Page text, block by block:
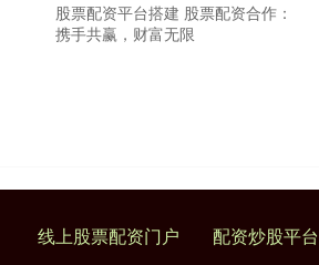
股票配资平台搭建 股票配资合作：
携手共赢，财富无限
线上股票配资门户 配资炒股平台